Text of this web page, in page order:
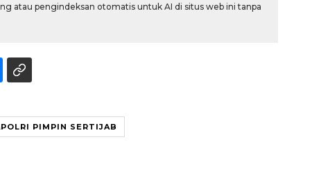
atau pengindeksan otomatis untuk AI di situs web ini tanpa
PIMPIN SERTIJAB